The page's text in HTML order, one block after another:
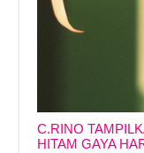
C.RINO
HITAM GAYA